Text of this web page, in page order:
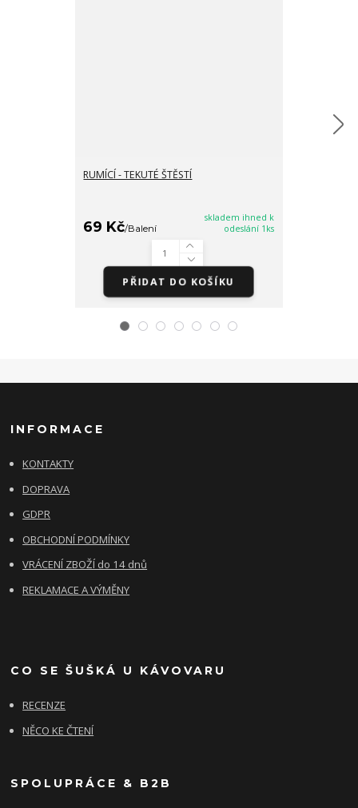
RUMÍCÍ - TEKUTÉ ŠTĚSTÍ
69 Kč/Balení
skladem ihned k
odeslání 1ks
PŘIDAT DO KOŠÍKU
INFORMACE
KONTAKTY
DOPRAVA
GDPR
OBCHODNÍ PODMÍNKY
VRÁCENÍ ZBOŽÍ do 14 dnů
REKLAMACE A VÝMĚNY
CO SE ŠUŠKÁ U KÁVOVARU
RECENZE
NĚCO KE ČTENÍ
SPOLUPRÁCE & B2B